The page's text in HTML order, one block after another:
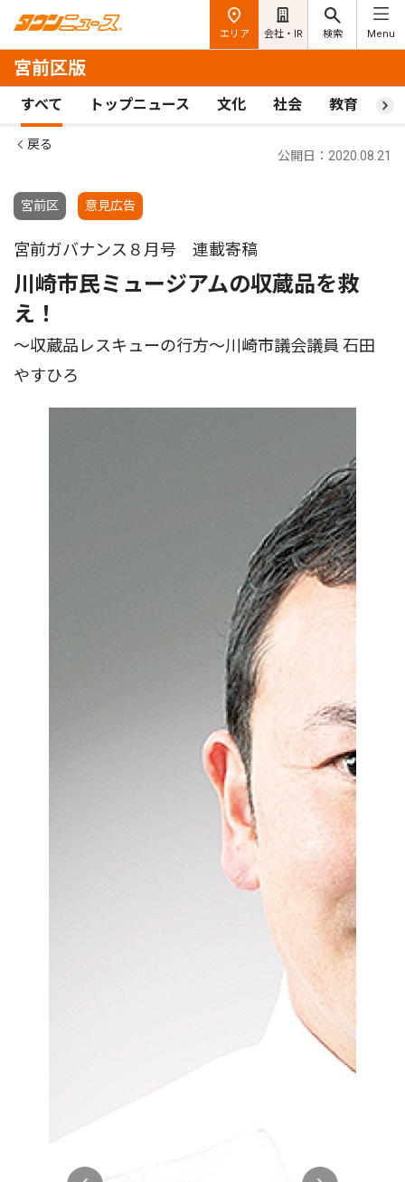
エリア 会社・IR 検索 Menu
宮前区版
すべて トップニュース 文化 社会 教育 ス
戻る
宮前区 意見広告
公開日：2020.08.21
宮前ガバナンス８月号 連載寄稿
川崎市民ミュージアムの収蔵品を救
え！
〜収蔵品レスキューの行方〜川崎市議会議員 石田
やすひろ